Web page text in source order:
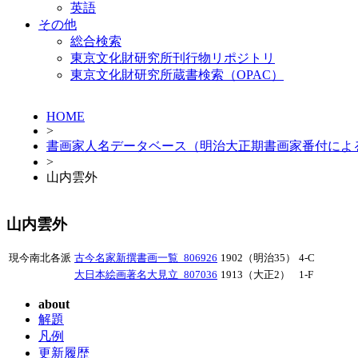
英語
その他
総合検索
東京文化財研究所刊行物リポジトリ
東京文化財研究所蔵書検索（OPAC）
HOME
>
書画家人名データベース（明治大正期書画家番付によ
>
山内雲外
山内雲外
現今南北各派 古今名家新撰書画一覧_806926 1902（明治35）
4-C
大日本絵画著名大見立_807036 1913（大正2） 1-F
about
解題
凡例
更新履歴